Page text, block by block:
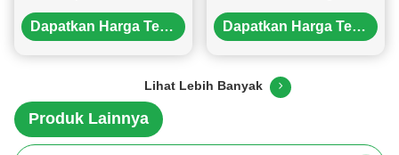
pendinginan suhu rendah
dengan refrigeran R410A
Dapatkan Harga Terbaik
Kompresor Copeland
Scroll, Desain Modular,
Air
Dapatkan Harga Terbaik
Lihat Lebih Banyak
Produk Lainnya